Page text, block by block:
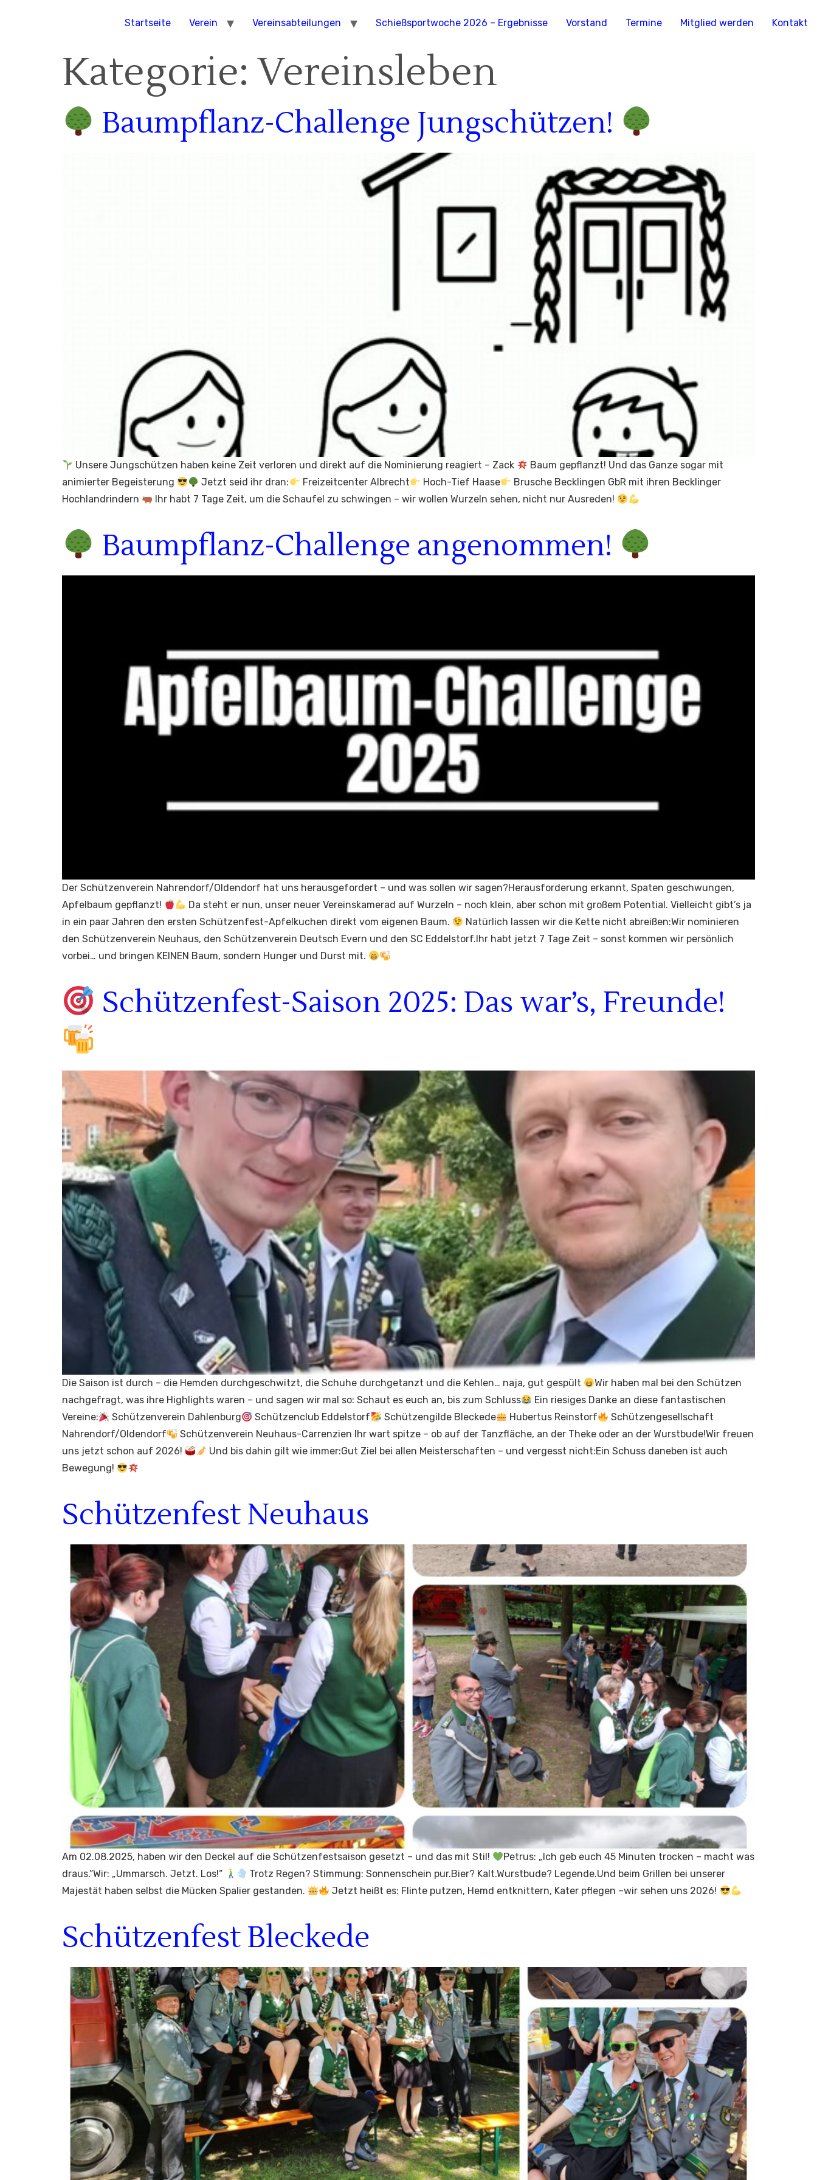
Startseite Verein Vereinsabteilungen Schießsportwoche 2026 – Ergebnisse Vorstand Termine Mitglied werden Kontakt
Kategorie:Vereinsleben
Baumpflanz-Challenge Jungschützen!
Unsere Jungschützen haben keine Zeit verloren und direkt auf die Nominierung reagiert – Zack
Baum gepflanzt! Und das Ganze sogar mit
animierter Begeisterung
Jetzt seid ihr dran: Freizeitcenter Albrecht Hoch-Tief Haase
Brusche Becklingen GbR mit ihren Becklinger
Hochlandrindern
Ihr habt 7 Tage Zeit, um die Schaufel zu schwingen – wir wollen Wurzeln sehen, nicht nur Ausreden!
Baumpflanz-Challenge angenommen!
Der Schützenverein Nahrendorf/Oldendorf hat uns herausgefordert – und was sollen wir sagen?Herausforderung erkannt, Spaten geschwungen,
Apfelbaum gepflanzt!
Da steht er nun, unser neuer Vereinskamerad auf Wurzeln – noch klein, aber schon mit großem Potential. Vielleicht gibt’s ja
in ein paar Jahren den ersten Schützenfest-Apfelkuchen direkt vom eigenen Baum.
Natürlich lassen wir die Kette nicht abreißen:Wir nominieren
den Schützenverein Neuhaus, den Schützenverein Deutsch Evern und den SC Eddelstorf.Ihr habt jetzt 7 Tage Zeit – sonst kommen wir persönlich
vorbei… und bringen KEINEN Baum, sondern Hunger und Durst mit.
Schützenfest-Saison 2025: Das war’s, Freunde!
Die Saison ist durch – die Hemden durchgeschwitzt, die Schuhe durchgetanzt und die Kehlen… naja, gut gespült
Wir haben mal bei den Schützen
nachgefragt, was ihre Highlights waren – und sagen wir mal so: Schaut es euch an, bis zum Schluss
Ein riesiges Danke an diese fantastischen
Vereine:
Schützenverein Dahlenburg Schützenclub Eddelstorf Schützengilde Bleckede Hubertus Reinstorf
Schützengesellschaft
Nahrendorf/Oldendorf
Schützenverein Neuhaus-Carrenzien Ihr wart spitze – ob auf der Tanzfläche, an der Theke oder an der Wurstbude!Wir freuen
uns jetzt schon auf 2026!
Und bis dahin gilt wie immer:Gut Ziel bei allen Meisterschaften – und vergesst nicht:Ein Schuss daneben ist auch
Bewegung!
Schützenfest Neuhaus
Am 02.08.2025, haben wir den Deckel auf die Schützenfestsaison gesetzt – und das mit Stil!
Petrus: „Ich geb euch 45 Minuten trocken – macht was
draus.“Wir: „Ummarsch. Jetzt. Los!“
Trotz Regen? Stimmung: Sonnenschein pur.Bier? Kalt.Wurstbude? Legende.Und beim Grillen bei unserer
Majestät haben selbst die Mücken Spalier gestanden.
Jetzt heißt es: Flinte putzen, Hemd entknittern, Kater pflegen –wir sehen uns 2026!
Schützenfest Bleckede